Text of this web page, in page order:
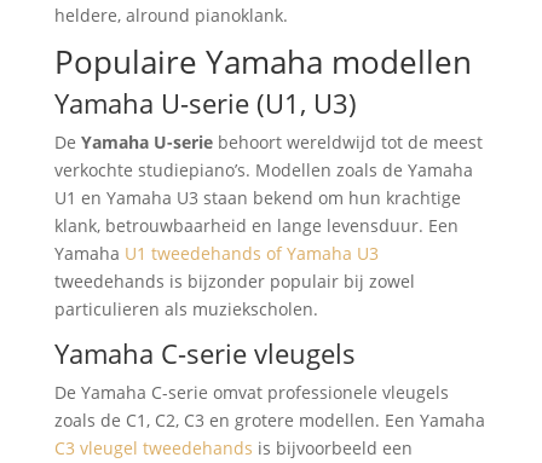
heldere, alround pianoklank.
Populaire Yamaha modellen
Yamaha U-serie (U1, U3)
De Yamaha U-seriebehoort wereldwijd tot de meest
verkochte studiepiano’s. Modellen zoals de Yamaha
U1 en Yamaha U3 staan bekend om hun krachtige
klank, betrouwbaarheid en lange levensduur. Een
Yamaha U1 tweedehands of Yamaha U3
tweedehands is bijzonder populair bij zowel
particulieren als muziekscholen.
Yamaha C-serie vleugels
De Yamaha C-serie omvat professionele vleugels
zoals de C1, C2, C3 en grotere modellen. Een Yamaha
C3 vleugel tweedehands is bijvoorbeeld een